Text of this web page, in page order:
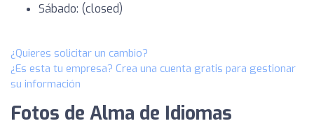
Sábado: (closed)
¿Quieres solicitar un cambio?
¿Es esta tu empresa? Crea una cuenta gratis para gestionar
su información
Fotos de Alma de Idiomas